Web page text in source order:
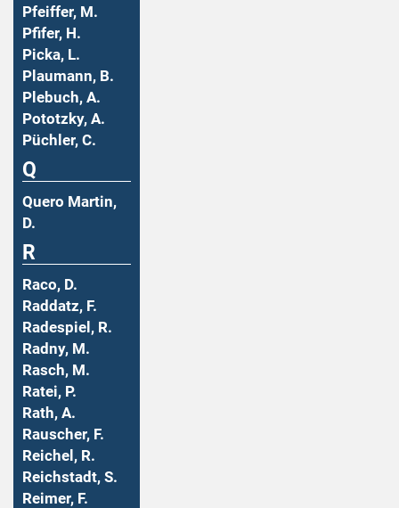
Pfeiffer, M.
Pfifer, H.
Picka, L.
Plaumann, B.
Plebuch, A.
Pototzky, A.
Püchler, C.
Q
Quero Martin,
D.
R
Raco, D.
Raddatz, F.
Radespiel, R.
Radny, M.
Rasch, M.
Ratei, P.
Rath, A.
Rauscher, F.
Reichel, R.
Reichstadt, S.
Reimer, F.